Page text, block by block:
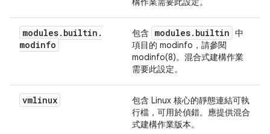
modules. builtin .
modinfo
包含 modules. builtin 中
項目的 modinfo，請參閱
modinfo(8)。混合式建構作業
需要此設定。
vmlinux
包含 Linux 核心的靜態連結可執
行檔，可用於偵錯。應提供混合
式建構作業版本。